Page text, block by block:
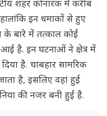
शहर कोनारक में करीब
इन धमाकों से हुए
के बारे में तत्काल कोई
है. इन घटनाओं ने क्षेत्र में
है. चाबहार सामरिक
जाता है, इसलिए वहां हुई
की नजर बनी हुई है.